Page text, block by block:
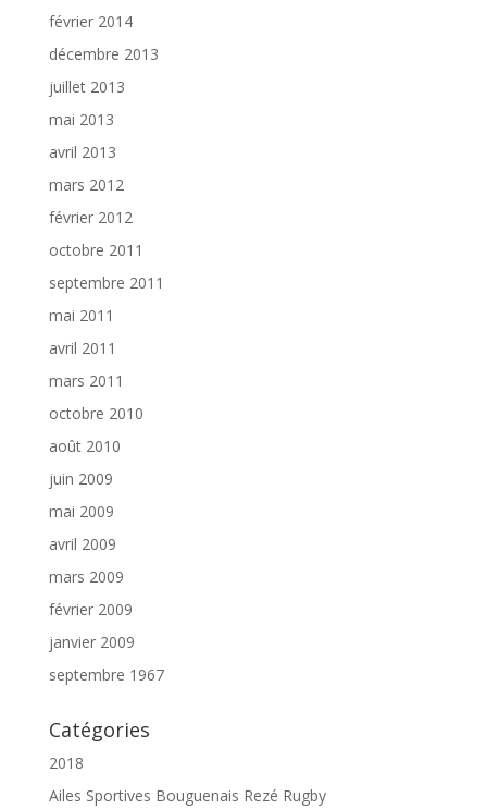
février 2014
décembre 2013
juillet 2013
mai 2013
avril 2013
mars 2012
février 2012
octobre 2011
septembre 2011
mai 2011
avril 2011
mars 2011
octobre 2010
août 2010
juin 2009
mai 2009
avril 2009
mars 2009
février 2009
janvier 2009
septembre 1967
Catégories
2018
Ailes Sportives Bouguenais Rezé Rugby